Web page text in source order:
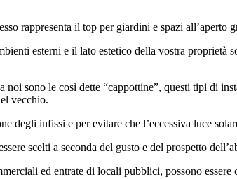
rappresenta il top per giardini e spazi all’aperto
esterni e il lato estetico della vostra
sono le così dette “cappottine”, questi tipi di
vecchio.
degli infissi e per evitare che l’eccessiva luce
scelti a seconda del gusto e del prospetto
ed entrate di locali pubblici, possono